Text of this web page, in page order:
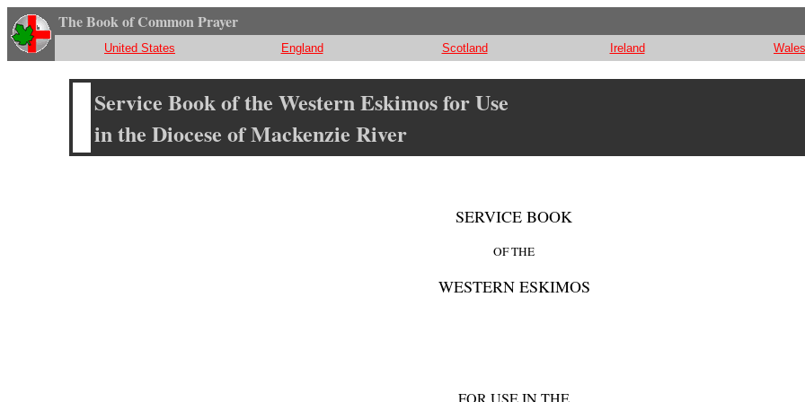
The Book of Common Prayer
United States England Scotland Ireland Wales
Service Book of the Western Eskimos for Use
in the Diocese of Mackenzie River
SERVICE BOOK
OF THE
WESTERN ESKIMOS
FOR USE IN THE